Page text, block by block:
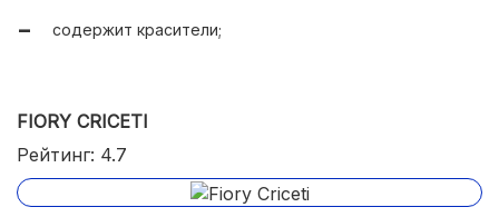
содержит красители;
FIORY CRICETI
Рейтинг: 4.7